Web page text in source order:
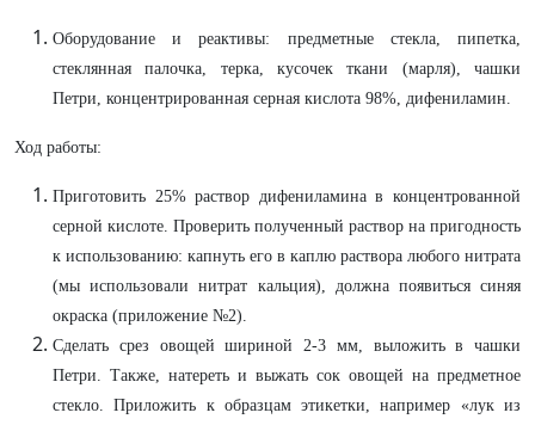
Оборудование и реактивы: предметные стекла, пипетка,
стеклянная палочка, терка, кусочек ткани (марля), чашки
Петри, концентрированная серная кислота 98%, дифениламин.
Ход работы:
Приготовить 25% раствор дифениламина в концентрованной
серной кислоте. Проверить полученный раствор на пригодность
к использованию: капнуть его в каплю раствора любого нитрата
(мы использовали нитрат кальция), должна появиться синяя
окраска (приложение №2).
Сделать срез овощей шириной 2-3 мм, выложить в чашки
Петри. Также, натереть и выжать сок овощей на предметное
стекло. Приложить к образцам этикетки, например «лук из